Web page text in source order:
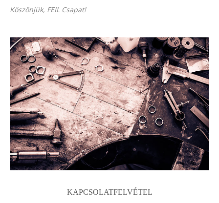
Köszönjük, FEIL Csapat!
KAPCSOLATFELVÉTEL